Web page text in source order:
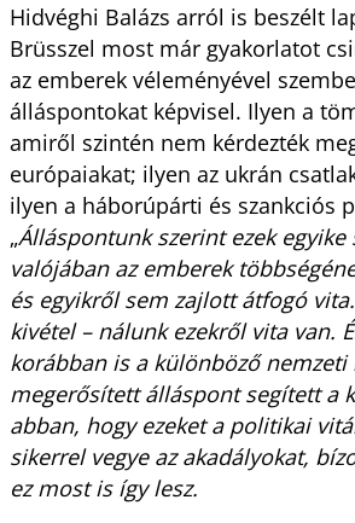
Hidvéghi Balázs arról is beszélt
Brüsszel most már gyakorlatot
az emberek véleményével
álláspontokat képvisel. Ilyen a
amiről szintén nem kérdezték
európaiakat; ilyen az ukrán
ilyen a háborúpárti és szankciós
„Álláspontunk szerint ezek egyike
valójában az emberek
és egyikről sem zajlott átfogó
kivétel – nálunk ezekről vita van.
korábban is a különböző
megerősített álláspont segített a
abban, hogy ezeket a politikai
sikerrel vegye az akadályokat,
ez most is így lesz.